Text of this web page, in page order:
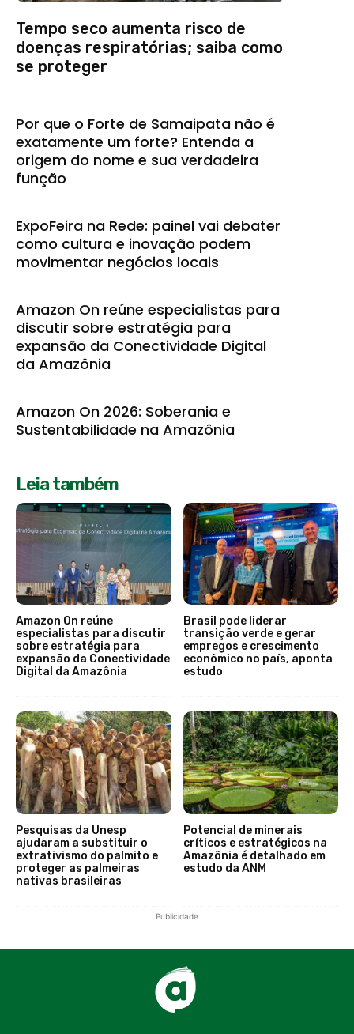
Tempo seco aumenta risco de
doenças respiratórias; saiba como
se proteger
Por que o Forte de Samaipata não é
exatamente um forte? Entenda a
origem do nome e sua verdadeira
função
ExpoFeira na Rede: painel vai debater
como cultura e inovação podem
movimentar negócios locais
Amazon On reúne especialistas para
discutir sobre estratégia para
expansão da Conectividade Digital
da Amazônia
Amazon On 2026: Soberania e
Sustentabilidade na Amazônia
Leia também
Amazon On reúne
especialistas para discutir
sobre estratégia para
expansão da Conectividade
Digital da Amazônia
Brasil pode liderar
transição verde e gerar
empregos e crescimento
econômico no país, aponta
estudo
Pesquisas da Unesp
ajudaram a substituir o
extrativismo do palmito e
proteger as palmeiras
nativas brasileiras
Potencial de minerais
críticos e estratégicos na
Amazônia é detalhado em
estudo da ANM
Publicidade